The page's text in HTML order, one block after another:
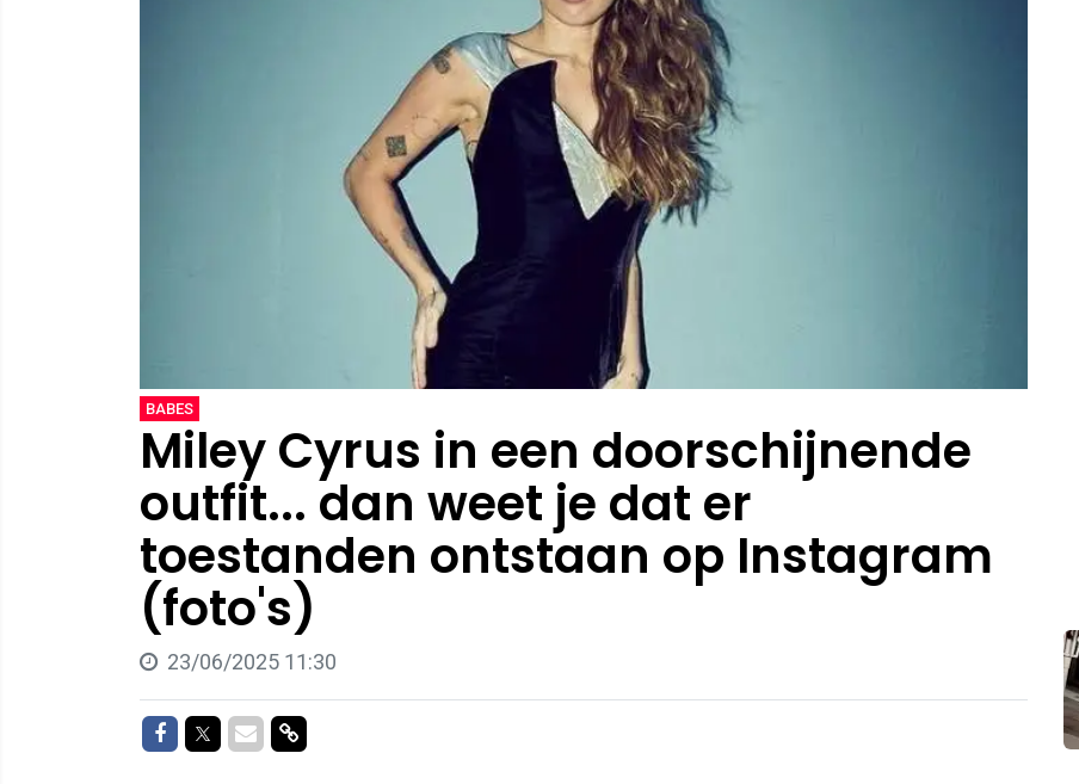
BABES
Miley Cyrus in een doorschijnende
outfit... dan weet je dat er
toestanden ontstaan op Instagram
(foto's)
23/06/2025 11:30
Delen op Facebook
Delen op Twitter
Delen via Mail
Delen via link